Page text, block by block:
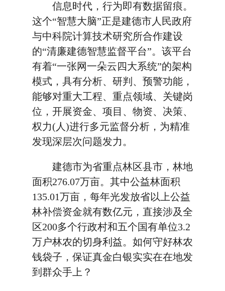
信息时代，行为即有数据留痕。
这个“智慧大脑”正是建德市人民政府
与中科院计算技术研究所合作建设
的“清廉建德智慧监督平台”。该平台
有着“一张网一朵云四大系统”的架构
模式，具有分析、研判、预警功能，
能够对重大工程、重点领域、关键岗
位，开展资金、项目、物资、决策、
权力(人)进行多元监督分析，为精准
发现深层次问题发力。
建德市为省重点林区县市，林地
面积276.07万亩。其中公益林面积
135.01万亩，每年光发放省以上公益
林补偿资金就有数亿元，直接涉及全
区200多个行政村和五个国有单位3.2
万户林农的切身利益。如何守好林农
钱袋子，保证真金白银实实在在地发
到群众手上？